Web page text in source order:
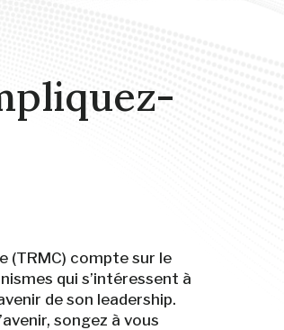
(TRMC) compte sur le
qui s’intéressent à
de son leadership.
songez à vous